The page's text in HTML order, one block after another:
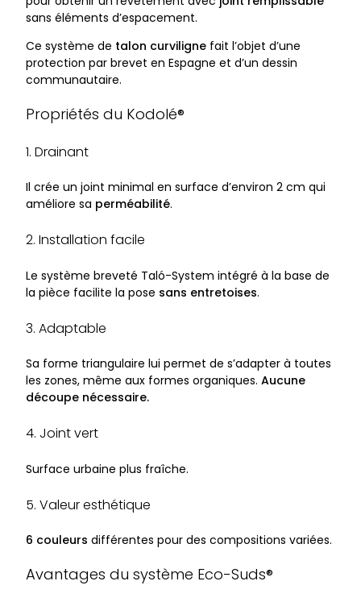
sans éléments d’espacement.
Ce système de talon curviligne fait l’objet d’une
protection par brevet en Espagne et d’un dessin
communautaire.
Propriétés du Kodolé®
1. Drainant
Il crée un joint minimal en surface d’environ 2 cm qui
améliore sa perméabilité.
2. Installation facile
Le système breveté Taló-System intégré à la base de
la pièce facilite la pose sans entretoises.
3. Adaptable
Sa forme triangulaire lui permet de s’adapter à toutes
les zones, même aux formes organiques. Aucune
découpe nécessaire.
4. Joint vert
Surface urbaine plus fraîche.
5. Valeur esthétique
6 couleurs différentes pour des compositions variées.
Avantages du système Eco-Suds®